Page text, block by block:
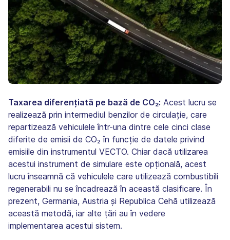
Taxarea diferențiată pe bază de CO₂: Acest lucru se
realizează prin intermediul benzilor de circulație, care
repartizează vehiculele într-una dintre cele cinci clase
diferite de emisii de CO₂ în funcție de datele privind
emisiile din instrumentul VECTO. Chiar dacă utilizarea
acestui instrument de simulare este opțională, acest
lucru înseamnă că vehiculele care utilizează combustibili
regenerabili nu se încadrează în această clasificare. În
prezent, Germania, Austria și Republica Cehă utilizează
această metodă, iar alte țări au în vedere
implementarea acestui sistem.